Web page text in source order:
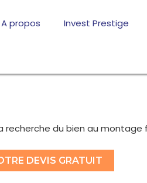
A propos Invest Prestige
du bien au montage
DEVIS GRATUIT